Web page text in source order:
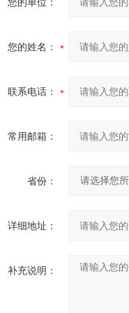
您的姓名：
联系电话：
常用邮箱：
省份：
详细地址：
补充说明：